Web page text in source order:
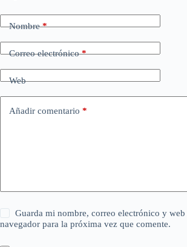
Nombre*
Correo electrónico*
Web
Añadir comentario *
Guarda mi nombre, correo electrónico y web
navegador para la próxima vez que comente.